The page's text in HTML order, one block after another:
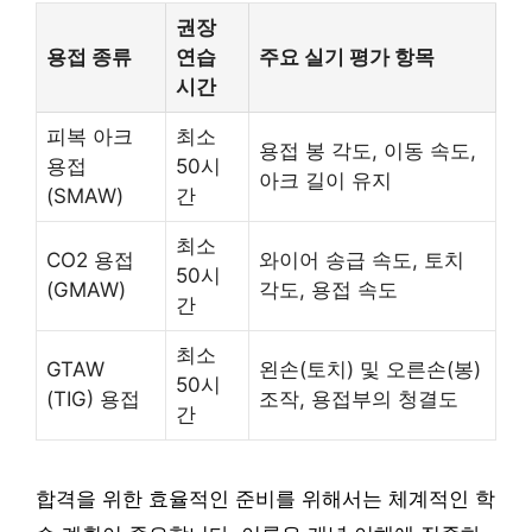
용접 종류
권장
연습
시간
주요 실기 평가 항목
피복 아크
용접
(SMAW)
최소
50시
간
용접 봉 각도, 이동 속도,
아크 길이 유지
CO2 용접
(GMAW)
최소
50시
간
와이어 송급 속도, 토치
각도, 용접 속도
GTAW
(TIG) 용접
최소
50시
간
왼손(토치) 및 오른손(봉)
조작, 용접부의 청결도
합격을 위한 효율적인 준비를 위해서는 체계적인 학